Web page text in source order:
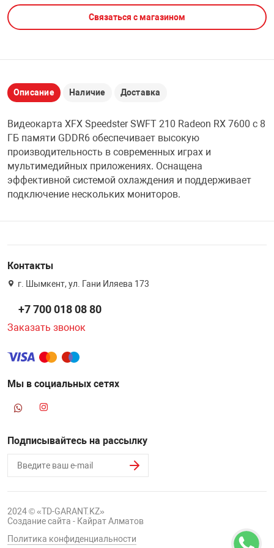
PCI АДАПТЕРЫ
USB
CD-DVD ДИСКИ
ЛЕНТА ДЛЯ
ДОМА
ТЕХНИКА
Связаться с магазином
Описание Наличие Доставка
Видеокарта XFX Speedster SWFT 210 Radeon RX 7600 с 8
ГБ памяти GDDR6 обеспечивает высокую
производительность в современных играх и
мультимедийных приложениях. Оснащена
эффективной системой охлаждения и поддерживает
подключение нескольких мониторов.
Контакты
г. Шымкент, ул. Гани Иляева 173
+7 700 018 08 80
Заказать звонок
Мы в социальных сетях
Подписывайтесь на рассылку
2024 © «TD-GARANT.KZ»
Создание сайта - Кайрат Алматов
Политика конфиденциальности